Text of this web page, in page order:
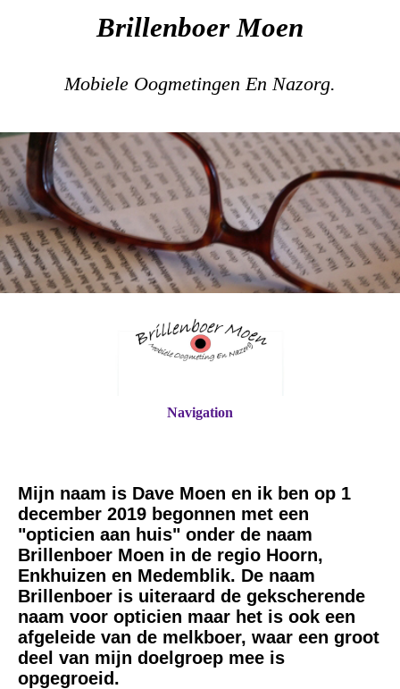
Brillenboer Moen
Mobiele Oogmetingen En Nazorg.
Navigation
Mijn naam is Dave Moen en ik ben op 1
december 2019 begonnen met een
"opticien aan huis" onder de naam
Brillenboer Moen in de regio Hoorn,
Enkhuizen en Medemblik. De naam
Brillenboer is uiteraard de gekscherende
naam voor opticien maar het is ook een
afgeleide van de melkboer, waar een groot
deel van mijn doelgroep mee is
opgegroeid.